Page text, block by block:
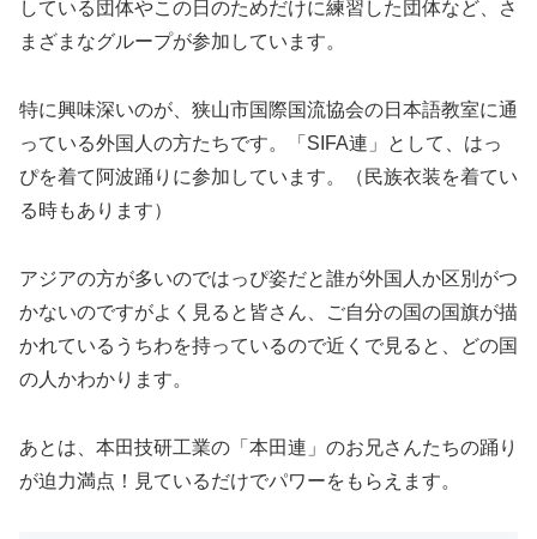
している団体やこの日のためだけに練習した団体など、さ
まざまなグループが参加しています。
特に興味深いのが、狭山市国際国流協会の日本語教室に通
っている外国人の方たちです。「SIFA連」として、はっ
ぴを着て阿波踊りに参加しています。（民族衣装を着てい
る時もあります）
アジアの方が多いのではっぴ姿だと誰が外国人か区別がつ
かないのですがよく見ると皆さん、ご自分の国の国旗が描
かれているうちわを持っているので近くで見ると、どの国
の人かわかります。
あとは、本田技研工業の「本田連」のお兄さんたちの踊り
が迫力満点！見ているだけでパワーをもらえます。